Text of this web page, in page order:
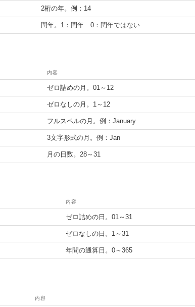
2桁の年。例：14
閏年。1：閏年 0：閏年ではない
内容
ゼロ詰めの月。01～12
ゼロなしの月。1～12
フルスペルの月。例：January
3文字形式の月。例：Jan
月の日数。28～31
内容
ゼロ詰めの日。01～31
ゼロなしの日。1～31
年間の通算日。0～365
内容